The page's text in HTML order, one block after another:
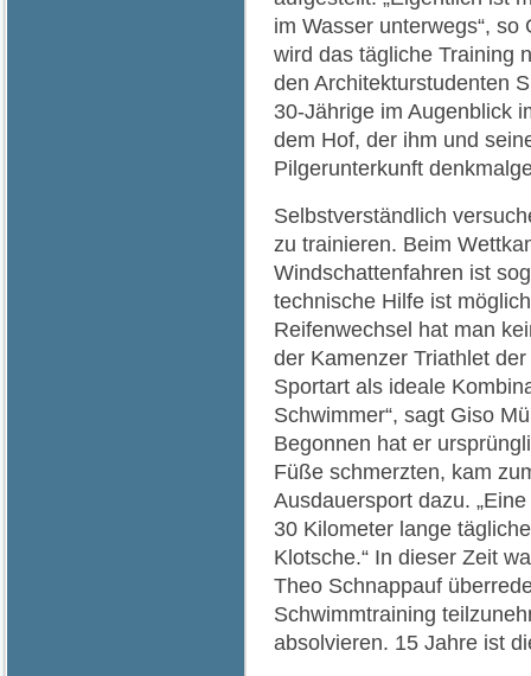
im Wasser unterwegs“,
wird das tägliche Training
den Architekturstudenten
30-Jährige im Augenblick
dem Hof, der ihm und
Pilgerunterkunft
Selbstverständlich
zu trainieren. Beim
Windschattenfahren ist
technische Hilfe ist
Reifenwechsel hat man
der Kamenzer Triathlet
Sportart als ideale
Schwimmer“, sagt Giso
Begonnen hat er
Füße schmerzten, kam
Ausdauersport dazu.
30 Kilometer lange
Klotsche.“ In dieser Zeit
Theo Schnappauf
Schwimmtraining
absolvieren. 15 Jahre ist